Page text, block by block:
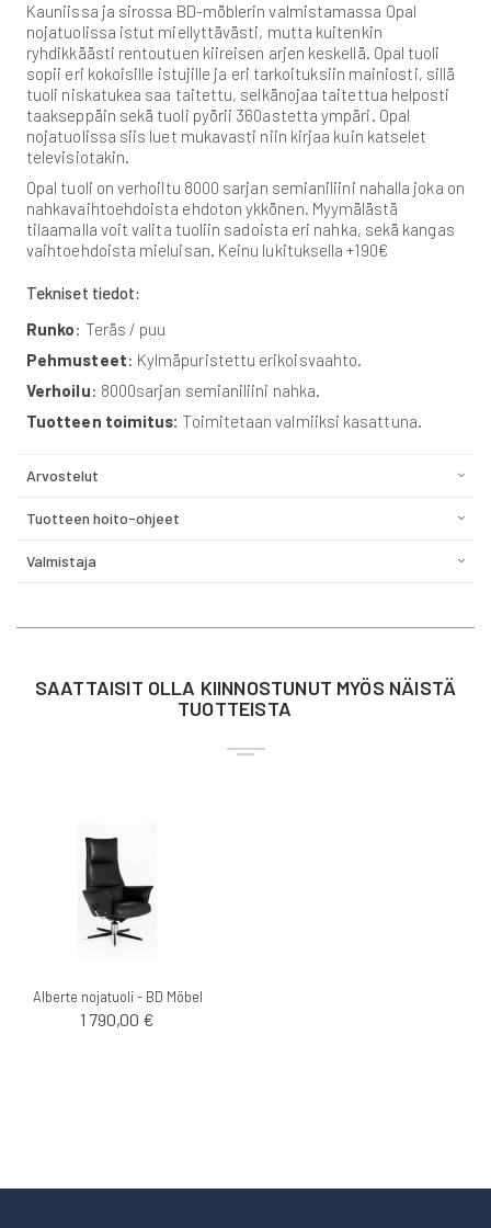
Kauniissa ja sirossa BD-möblerin valmistamassa Opal
nojatuolissa istut miellyttävästi, mutta kuitenkin
ryhdikkäästi rentoutuen kiireisen arjen keskellä. Opal tuoli
sopii eri kokoisille istujille ja eri tarkoituksiin mainiosti, sillä
tuoli niskatukea saa taitettu, selkänojaa taitettua helposti
taakseppäin sekä tuoli pyörii 360astetta ympäri. Opal
nojatuolissa siis luet mukavasti niin kirjaa kuin katselet
televisiotakin.
Opal tuoli on verhoiltu 8000 sarjan semianiliini nahalla joka on
nahkavaihtoehdoista ehdoton ykkönen. Myymälästä
tilaamalla voit valita tuoliin sadoista eri nahka, sekä kangas
vaihtoehdoista mieluisan. Keinu lukituksella +190€
Tekniset tiedot:
Runko: Teräs / puu
Pehmusteet: Kylmäpuristettu erikoisvaahto.
Verhoilu: 8000sarjan semianiliini nahka.
Tuotteen toimitus: Toimitetaan valmiiksi kasattuna.
Arvostelut
Tuotteen hoito-ohjeet
Valmistaja
SAATTAISIT OLLA KIINNOSTUNUT MYÖS NÄISTÄ
TUOTTEISTA
Alberte nojatuoli - BD Möbel
1 790,00 €